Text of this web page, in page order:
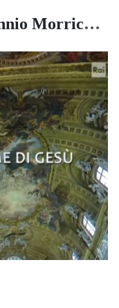
Missa Papa Francisco (Ennio Morricone)